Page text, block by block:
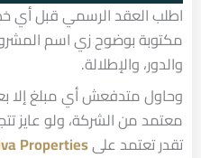
اطلب العقد الرسمي قبل أي
مكتوبة بوضوح زي اسم
والدور، والإطلالة.
وحاول متدفعش أي مبلغ إلا
معتمد من الشركة، ولو عايز
تقدر تعتمد علىProperties